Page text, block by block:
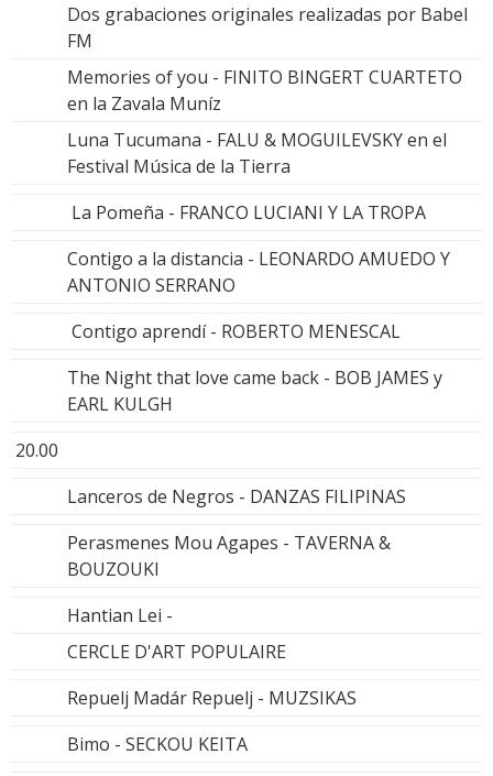
Dos grabaciones originales realizadas por Babel
FM
Memories of you - FINITO BINGERT CUARTETO
en la Zavala Muníz
Luna Tucumana - FALU & MOGUILEVSKY en el
Festival Música de la Tierra
La Pomeña - FRANCO LUCIANI Y LA TROPA
Contigo a la distancia - LEONARDO AMUEDO Y
ANTONIO SERRANO
Contigo aprendí - ROBERTO MENESCAL
The Night that love came back - BOB JAMES y
EARL KULGH
20.00
Lanceros de Negros - DANZAS FILIPINAS
Perasmenes Mou Agapes - TAVERNA &
BOUZOUKI
Hantian Lei -
CERCLE D'ART POPULAIRE
Repuelj Madár Repuelj - MUZSIKAS
Bimo - SECKOU KEITA